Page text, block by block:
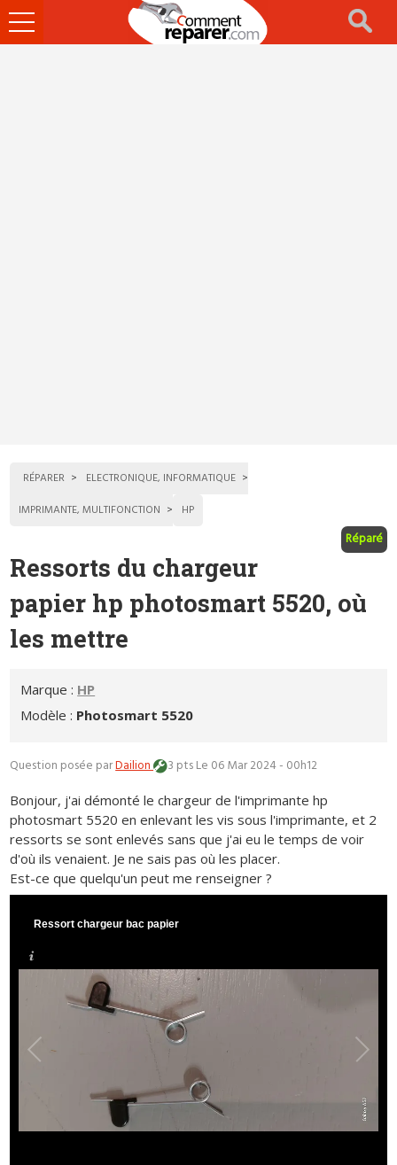
Ouvrir
le
RÉPARER
ELECTRONIQUE, INFORMATIQUE
IMPRIMANTE, MULTIFONCTION
HP
Réparé
Ressorts du chargeur
papier hp photosmart 5520, où
les mettre
Marque : HP
Modèle : Photosmart 5520
Question posée parDailion 3 ptsLe 06 Mar 2024 - 00h12
Bonjour, j'ai démonté le chargeur de l'imprimante hp
photosmart 5520 en enlevant les vis sous l'imprimante, et 2
ressorts se sont enlevés sans que j'ai eu le temps de voir
d'où ils venaient. Je ne sais pas où les placer.
Est-ce que quelqu'un peut me renseigner ?
Ressort chargeur bac papier